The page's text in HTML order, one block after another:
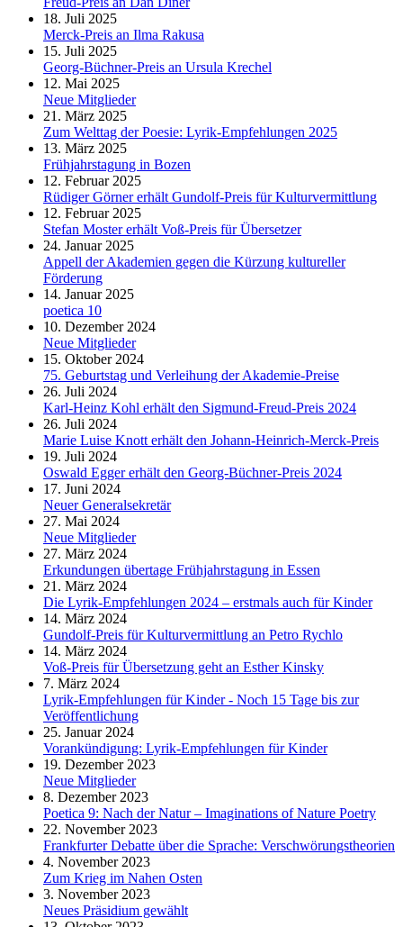
18. Juli 2025
Merck-Preis an Ilma Rakusa
15. Juli 2025
Georg-Büchner-Preis an Ursula Krechel
12. Mai 2025
Neue Mitglieder
21. März 2025
Zum Welttag der Poesie: Lyrik-Empfehlungen 2025
13. März 2025
Frühjahrstagung in Bozen
12. Februar 2025
Rüdiger Görner erhält Gundolf-Preis für Kulturvermittlung
12. Februar 2025
Stefan Moster erhält Voß-Preis für Übersetzer
24. Januar 2025
Appell der Akademien gegen die Kürzung kultureller
Förderung
14. Januar 2025
poetica 10
10. Dezember 2024
Neue Mitglieder
15. Oktober 2024
75. Geburtstag und Verleihung der Akademie-Preise
26. Juli 2024
Karl-Heinz Kohl erhält den Sigmund-Freud-Preis 2024
26. Juli 2024
Marie Luise Knott erhält den Johann-Heinrich-Merck-Preis
19. Juli 2024
Oswald Egger erhält den Georg-Büchner-Preis 2024
17. Juni 2024
Neuer Generalsekretär
27. Mai 2024
Neue Mitglieder
27. März 2024
Erkundungen übertage Frühjahrstagung in Essen
21. März 2024
Die Lyrik-Empfehlungen 2024 – erstmals auch für Kinder
14. März 2024
Gundolf-Preis für Kulturvermittlung an Petro Rychlo
14. März 2024
Voß-Preis für Übersetzung geht an Esther Kinsky
7. März 2024
Lyrik-Empfehlungen für Kinder - Noch 15 Tage bis zur
Veröffentlichung
25. Januar 2024
Vorankündigung: Lyrik-Empfehlungen für Kinder
19. Dezember 2023
Neue Mitglieder
8. Dezember 2023
Poetica 9: Nach der Natur – Imaginations of Nature Poetry
22. November 2023
Frankfurter Debatte über die Sprache: Verschwörungstheorien
4. November 2023
Zum Krieg im Nahen Osten
3. November 2023
Neues Präsidium gewählt